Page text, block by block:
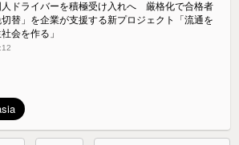
人ドライバーを積極受け入れへ 厳格化で合格者
替」を企業が支援する新プロジェクト「流通を
会を作る」